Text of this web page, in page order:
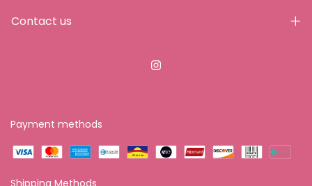
Contact us
Payment methods